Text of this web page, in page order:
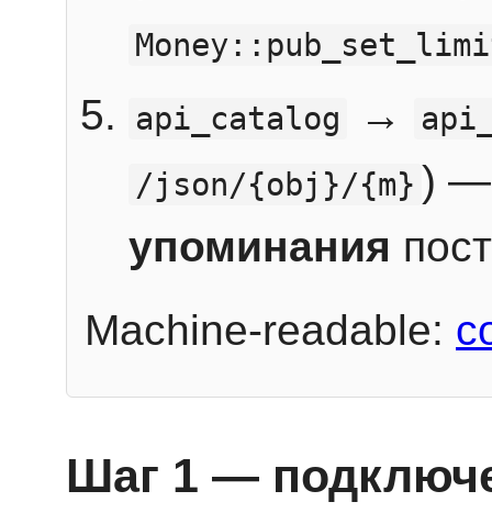
api_catalog
→
/json/{obj}/{m} ) —
упоминания
Machine-readable:
Шаг 1 —